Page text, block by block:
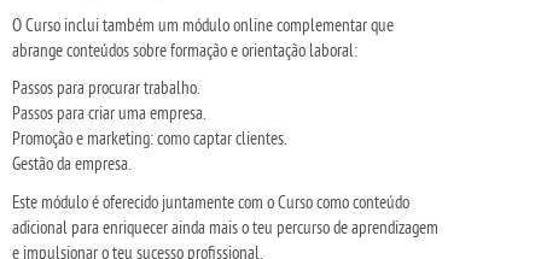
O Curso inclui também um módulo online complementar que
abrange conteúdos sobre formação e orientação laboral:
Passos para procurar trabalho.
Passos para criar uma empresa.
Promoção e marketing: como captar clientes.
Gestão da empresa.
Este módulo é oferecido juntamente com o Curso como conteúdo
adicional para enriquecer ainda mais o teu percurso de aprendizagem
e impulsionar o teu sucesso profissional.